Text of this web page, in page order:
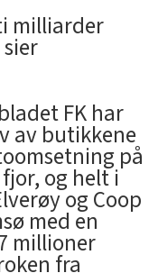
milliarder
FK har
av butikkene
på
og helt i
og Coop
med en
millioner
fra